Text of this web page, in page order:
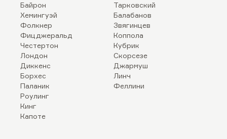
Байрон
Хемингуэй
Фолкнер
Фицджеральд
Честертон
Лондон
Диккенс
Борхес
Паланик
Роулинг
Кинг
Капоте
Тарковский
Балабанов
Звягинцев
Коппола
Кубрик
Скорсезе
Джармуш
Линч
Феллини